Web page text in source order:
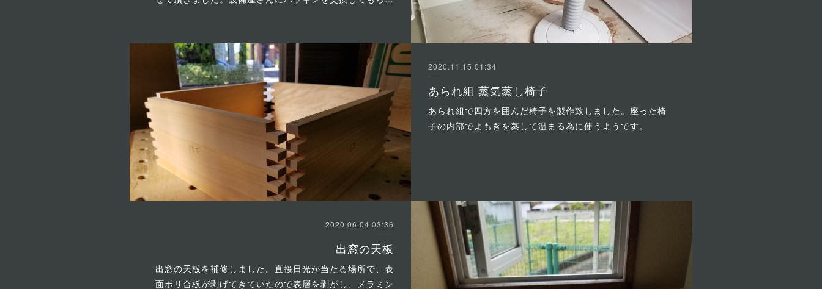
2020.11.15 01:34
あられ組 蒸気蒸し椅子
あられ組で四方を囲んだ椅子を製作致しました。座った椅
子の内部でよもぎを蒸して温まる為に使うようです。
2020.06.04 03:36
出窓の天板
出窓の天板を補修しました。直接日光が当たる場所で、表
面ポリ合板が剥げてきていたので表層を剥がし、メラミン